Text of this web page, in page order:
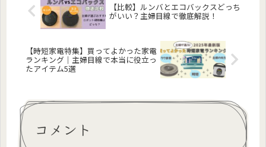
【比較】ルンバとエコバックスどっち
がいい？主婦目線で徹底解説！
【時短家電特集】買ってよかった家電
ランキング｜主婦目線で本当に役立っ
たアイテム5選
コメント